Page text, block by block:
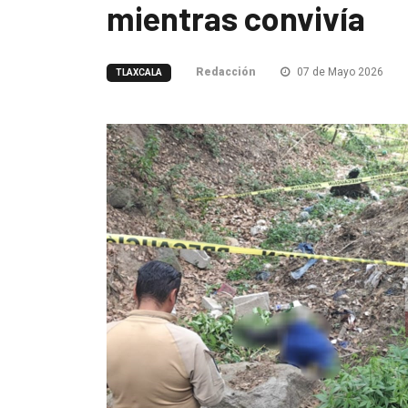
mientras convivía
TLAXCALA Redacción 07 de Mayo 2026